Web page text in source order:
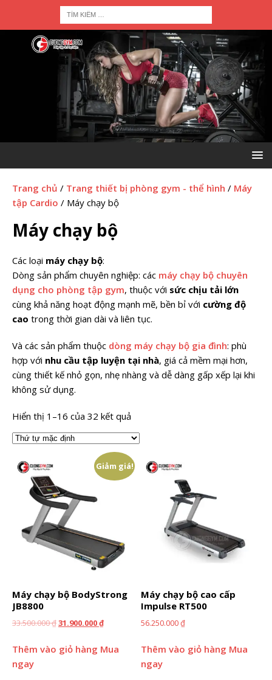
Trang chủ / Trang thiết bị phòng gym - thể hình / Máy
tập Cardio / Máy chạy bộ
Máy chạy bộ
Các loại máy chạy bộ:
Dòng sản phẩm chuyên nghiệp: các máy chạy bộ chuyên
dụng cho phòng tập gym, thuộc với sức chịu tải lớn
cùng khả năng hoạt động mạnh mẽ, bền bỉ với cường độ
cao trong thời gian dài và liên tục.
Và các sản phẩm thuộc dòng máy chạy bộ gia đình: phù
hợp với nhu cầu tập luyện tại nhà, giá cả mềm mại hơn,
cùng thiết kế nhỏ gọn, nhẹ nhàng và dễ dàng gấp xếp lại khi
không sử dụng.
Hiển thị 1–16 của 32 kết quả
Giảm giá!
Máy chạy bộ BodyStrong
JB8800
33.500.000₫31.900.000₫
Thêm vào giỏ hàng Mua
ngay
Máy chạy bộ cao cấp
Impulse RT500
56.250.000₫
Thêm vào giỏ hàng Mua
ngay